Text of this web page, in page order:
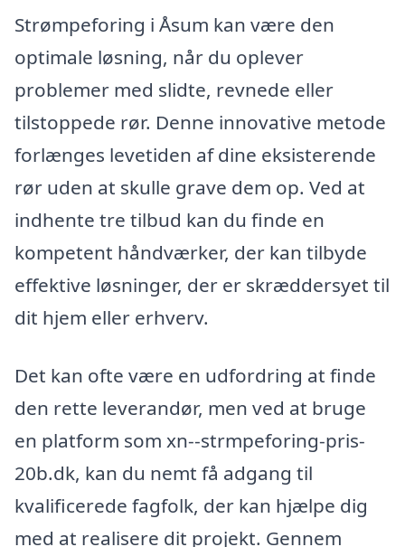
Strømpeforing i Åsum kan være den
optimale løsning, når du oplever
problemer med slidte, revnede eller
tilstoppede rør. Denne innovative metode
forlænges levetiden af dine eksisterende
rør uden at skulle grave dem op. Ved at
indhente tre tilbud kan du finde en
kompetent håndværker, der kan tilbyde
effektive løsninger, der er skræddersyet til
dit hjem eller erhverv.
Det kan ofte være en udfordring at finde
den rette leverandør, men ved at bruge
en platform som xn--strmpeforing-pris-
20b.dk, kan du nemt få adgang til
kvalificerede fagfolk, der kan hjælpe dig
med at realisere dit projekt. Gennem